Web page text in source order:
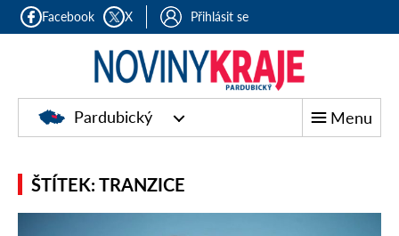
Facebook X Přihlásit se
Pardubický Menu
ŠTÍTEK: TRANZICE